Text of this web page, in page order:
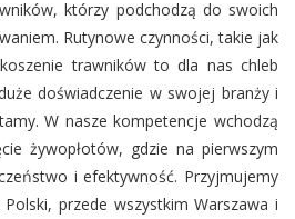
którzy podchodzą do swoich
Rutynowe czynności, takie jak
trawników to dla nas chleb
doświadczenie w swojej branży i
W nasze kompetencje wchodzą
żywopłotów, gdzie na pierwszym
i efektywność. Przyjmujemy
przede wszystkim Warszawa i